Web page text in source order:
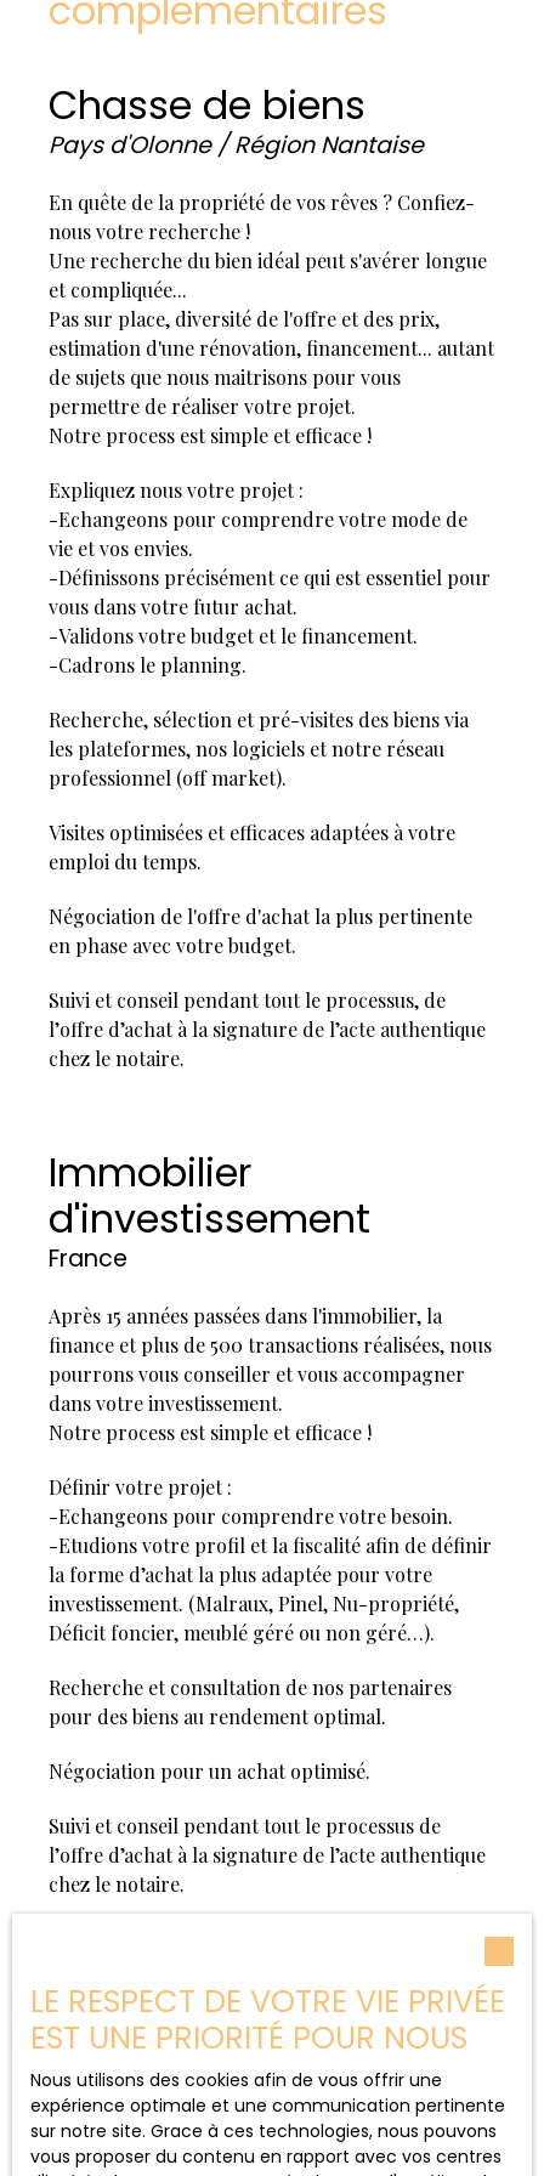
authentiques et décoration soignée. Parquets
identité unique. Au rez-de-chaussée, l'entrée avec
placard dessert un premier espace nuit composé
de 2 chambres cosy se partageant une salle
central propose une belle pièce de vie traversante
baignée de lumière et une cuisine bien optimisée
avec accès à la terrasse sur pilotis, 2 chambres
dont une actuellement salon tv, une belle salle
d'eau et wc indépendants. Au dernier étage, un
espace nuit avec 2 chambres dont une
traversante de 18m2, un espace tv ou bureau et
une troisième salle d'eau avec wc. À l’extérieur, la
terrasse surplombe un superbe jardin arboré,
exposé plein sud et sans vis à vis. Véritable écrin
de verdure, il offre une ambiance de vacances
toute l’année avec ses bambous, camélias,
arbres fruitiers et son majestueux pin parasol. Les
prestations sont complétées par un garage, 2
places de stationnements extérieur, une
buanderie, une cave, de nombreux espaces de
rangement et des dépendances. L'accès rapide
aux commerces, écoles et un arrêt de bus au pied
de la maison sont autant d'atouts pour une vie de
famille paisible aux portes de Nantes. La vente
peut se faire intégralement meublée. Exclusivité et
coup de cœur de l'agence !
Chasse de biens
Pays d'Olonne / Région Nantaise
En quête de la propriété de vos rêves ? Confiez-
nous votre recherche !
Une recherche du bien idéal peut s'avérer longue
et compliquée...
Pas sur place, diversité de l'offre et des prix,
estimation d'une rénovation, financement... autant
de sujets que nous maitrisons pour vous
permettre de réaliser votre projet.
Notre process est simple et efficace !
Expliquez nous votre projet :
-Echangeons pour comprendre votre mode de
vie et vos envies.
-Définissons précisément ce qui est essentiel pour
vous dans votre futur achat.
-Validons votre budget et le financement.
-Cadrons le planning.
Recherche, sélection et pré-visites des biens via
les plateformes, nos logiciels et notre réseau
professionnel (off market).
Visites optimisées et efficaces adaptées à votre
emploi du temps.
Négociation de l'offre d'achat la plus pertinente
en phase avec votre budget.
Suivi et conseil pendant tout le processus, de
l’offre d’achat à la signature de l’acte authentique
chez le notaire.
Immobilier
d'investissement
France
Après 15 années passées dans l'immobilier, la
finance et plus de 500 transactions réalisées, nous
pourrons vous conseiller et vous accompagner
dans votre investissement.
Notre process est simple et efficace !
Définir votre projet :
-Echangeons pour comprendre votre besoin.
-Etudions votre profil et la fiscalité afin de définir
la forme d’achat la plus adaptée pour votre
investissement. (Malraux, Pinel, Nu-propriété,
Déficit foncier, meublé géré ou non géré…).
Recherche et consultation de nos partenaires
pour des biens au rendement optimal.
Négociation pour un achat optimisé.
Suivi et conseil pendant tout le processus de
l’offre d’achat à la signature de l’acte authentique
chez le notaire.
Aménagement
intérieur &
extérieur/mini bassin
Vendée / Loire Atlantique
LE RESPECT DE VOTRE VIE PRIVÉE
EST UNE PRIORITÉ POUR NOUS
Nous utilisons des cookies afin de vous offrir une
expérience optimale et une communication pertinente
sur notre site. Grace à ces technologies, nous pouvons
vous proposer du contenu en rapport avec vos centres